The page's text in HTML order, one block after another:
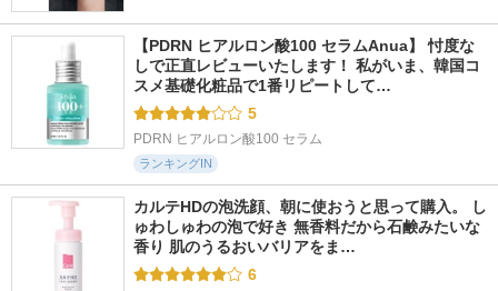
【PDRN ヒアルロン酸100 セラムAnua】 忖度な
しで正直レビューいたします！ 私がいま、韓国コ
スメ基礎化粧品で1番リピートして…
5
PDRN ヒアルロン酸100 セラム
ランキングIN
カルテHDの泡洗顔、朝に使おうと思って購入。 し
ゅわしゅわの泡で好き 無香料だから石鹸みたいな
香り 肌のうるおいバリアをま…
6